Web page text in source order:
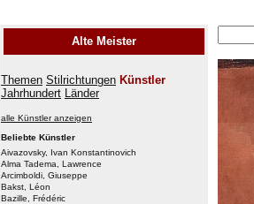
Alte Meister
Themen Stilrichtungen Künstler
Jahrhundert Länder
alle Künstler anzeigen
Beliebte Künstler
Aivazovsky, Ivan Konstantinovich
Alma Tadema, Lawrence
Arcimboldi, Giuseppe
Bakst, Léon
Bazille, Frédéric